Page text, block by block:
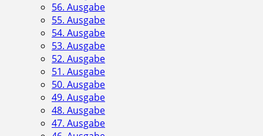
56. Ausgabe
55. Ausgabe
54. Ausgabe
53. Ausgabe
52. Ausgabe
51. Ausgabe
50. Ausgabe
49. Ausgabe
48. Ausgabe
47. Ausgabe